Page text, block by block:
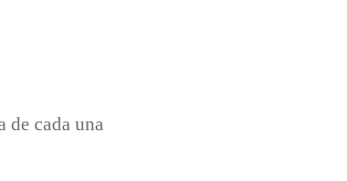
de cada una